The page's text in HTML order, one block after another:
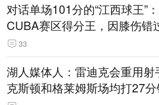
对话单场101分的“江西球王”
CUBA赛区得分王，因膝伤错
A选秀
33
湖人媒体人：雷迪克会重用射
克斯顿和格莱姆斯场均打27